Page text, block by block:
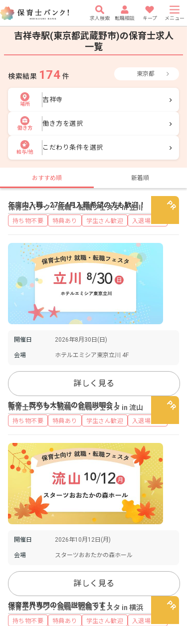
求人検索 転職相談 キープ メニュー
吉祥寺駅(東京都武蔵野市)の保育士求人
一覧
検索結果 174 件 東京都
場所
吉祥寺
働き方
働き方を選択
給与/他
こだわり条件を選択
おすすめ順 新着順
保育士バンク！就職・転職フェスタ in 立川
年度内入職、27年4月入職希望の方も歓迎！
持ち物不要 特典あり 学生さん歓迎 入退場自由
開催日 2026年8月30日(日)
会場 ホテルエミシア東京立川 4F
詳しく見る
保育士バンク！就職・転職フェスタ in 流山
新卒・既卒も大歓迎の合同説明会！
持ち物不要 特典あり 学生さん歓迎 入退場自由
開催日 2026年10月12日(月)
会場 スターツおおたかの森ホール
詳しく見る
保育士バンク！就職・転職フェスタ in 横浜
保育業界専門の合同説明会です！
持ち物不要 特典あり 学生さん歓迎 入退場自由